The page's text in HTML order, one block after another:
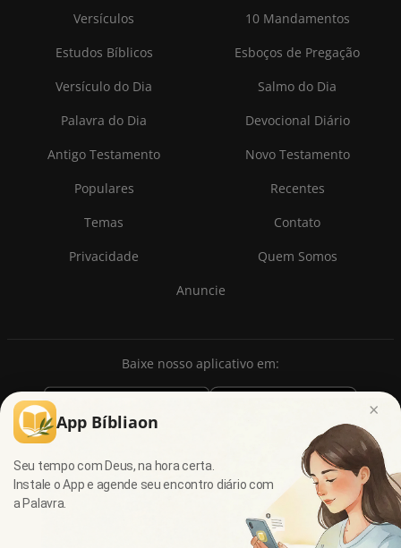
Versículos
10 Mandamentos
Estudos Bíblicos
Esboços de Pregação
Versículo do Dia
Salmo do Dia
Palavra do Dia
Devocional Diário
Antigo Testamento
Novo Testamento
Populares
Recentes
Temas
Contato
Privacidade
Quem Somos
Anuncie
Baixe nosso aplicativo em:
×
App Bíbliaon
Seu tempo com Deus, na hora certa.
Instale o App e agende seu encontro diário com
a Palavra.